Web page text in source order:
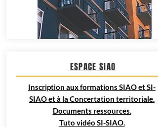
ESPACE SIAO
Inscription aux formations SIAO et SI-
SIAO età la Concertation territoriale.
Documents ressources.
Tuto vidéo SI-SIAO.